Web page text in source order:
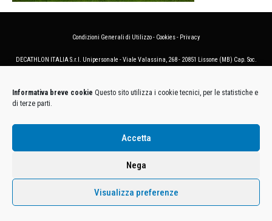
Informativa breve cookie Questo sito utilizza i cookie tecnici, per le statistiche e
di terze parti.
Accetta
Nega
Visualizza preferenze
Condizioni Generali di Utilizzo- Cookies- Privacy
DECATHLON ITALIA S.r.l. Unipersonale - Viale Valassina, 268 - 20851 Lissone (MB) Cap. Soc.
D'Ascq, Francia Le foto dei prodotti presenti sul sito sono puramente esemplificative.